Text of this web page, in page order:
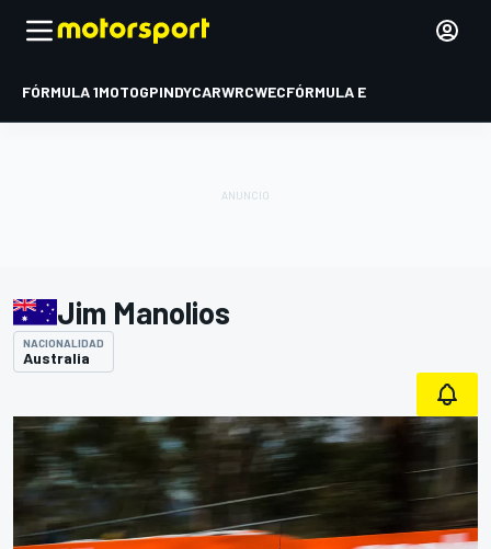
FÓRMULA 1MOTOGPINDYCARWRCWECFÓRMULA E
Jim Manolios
NACIONALIDAD
Australia